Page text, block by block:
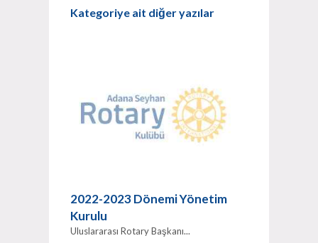
Kategoriye ait diğer yazılar
2022-2023 Dönemi Yönetim
Kurulu
Uluslararası Rotary Başkanı...